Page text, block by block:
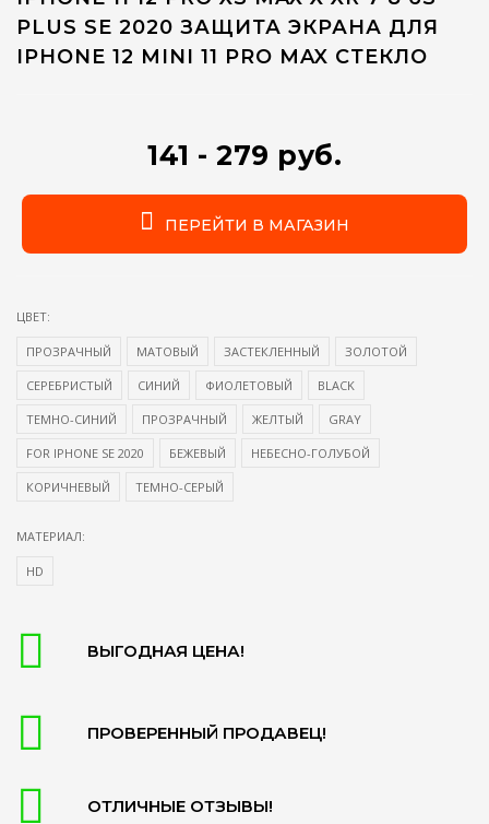
PLUS SE 2020 ЗАЩИТА ЭКРАНА ДЛЯ
IPHONE 12 MINI 11 PRO MAX СТЕКЛО
141 - 279 руб.
ПЕРЕЙТИ В МАГАЗИН
ЦВЕТ:
ПРОЗРАЧНЫЙ МАТОВЫЙ ЗАСТЕКЛЕННЫЙ ЗОЛОТОЙ
СЕРЕБРИСТЫЙ СИНИЙ ФИОЛЕТОВЫЙ BLACK
ТЕМНО-СИНИЙ ПРОЗРАЧНЫЙ ЖЕЛТЫЙ GRAY
FOR IPHONE SE 2020 БЕЖЕВЫЙ НЕБЕСНО-ГОЛУБОЙ
КОРИЧНЕВЫЙ ТЕМНО-СЕРЫЙ
МАТЕРИАЛ:
HD
ВЫГОДНАЯ ЦЕНА!
ПРОВЕРЕННЫЙ ПРОДАВЕЦ!
ОТЛИЧНЫЕ ОТЗЫВЫ!